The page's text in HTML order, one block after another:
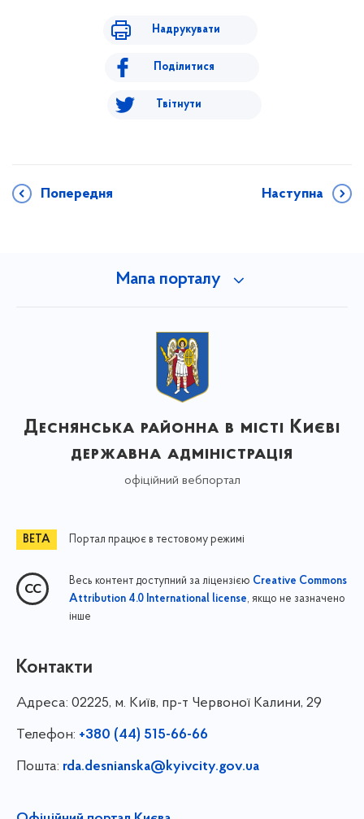
Надрукувати
Поділитися
Твітнути
Попередня Наступна
Мапа порталу
Деснянська районна в місті Києві
державна адміністрація
офіційний вебпортал
Портал працює в тестовому режимі
Весь контент доступний за ліцензією Creative Commons
Attribution 4.0 International license, якщо не зазначено
інше
Контакти
Адреса: 02225, м. Київ, пр-т Червоної Калини, 29
Телефон: +380 (44) 515-66-66
Пошта: rda.desnianska@kyivcity.gov.ua